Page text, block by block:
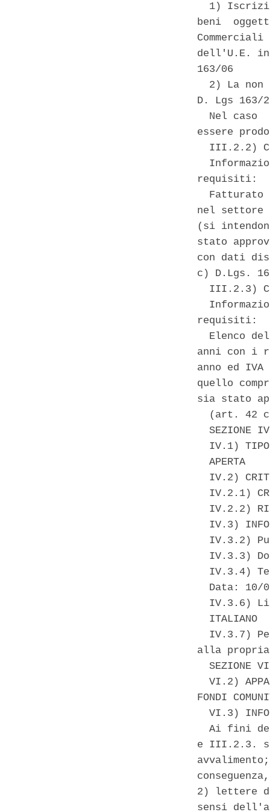
1)
beni
dell'U.E. in
163/06
2) La non
D. Lgs 163/
Nel caso
essere
III.2.2)
requisiti:
Fatturato
nel
(si
stato
con dati
c) D.Lgs.
III.2.3)
requisiti:
Elenco
anni con i
anno ed
quello
sia stato
(art. 42
SEZIONE
IV.1)
  APERTA
IV.2)
IV.2.1)
IV.2.2)
IV.3)
IV.3.2)
IV.3.3)
IV.3.4)
Data: 10/
IV.3.6)
  ITALIANO
IV.3.7)
alla
SEZIONE
VI.2)
FONDI
VI.3)
Ai fini
e III.2.3. si
2) lettere
sensi